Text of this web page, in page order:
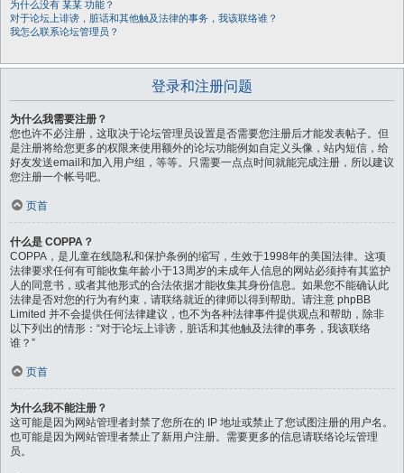
为什么没有 某某 功能？
对于论坛上诽谤，脏话和其他触及法律的事务，我该联络谁？
我怎么联系论坛管理员？
登录和注册问题
为什么我需要注册？
您也许不必注册，这取决于论坛管理员设置是否需要您注册后才能发表帖子。但
是注册将给您更多的权限来使用额外的论坛功能例如自定义头像，站内短信，给
好友发送email和加入用户组，等等。只需要一点点时间就能完成注册，所以建议
您注册一个帐号吧。
页首
什么是 COPPA？
COPPA，是儿童在线隐私和保护条例的缩写，生效于1998年的美国法律。这项
法律要求任何有可能收集年龄小于13周岁的未成年人信息的网站必须持有其监护
人的同意书，或者其他形式的合法依据才能收集其身份信息。如果您不能确认此
法律是否对您的行为有约束，请联络就近的律师以得到帮助。请注意 phpBB
Limited 并不会提供任何法律建议，也不为各种法律事件提供观点和帮助，除非
以下列出的情形：“对于论坛上诽谤，脏话和其他触及法律的事务，我该联络
谁？”
页首
为什么我不能注册？
这可能是因为网站管理者封禁了您所在的 IP 地址或禁止了您试图注册的用户名。
也可能是因为网站管理者禁止了新用户注册。需要更多的信息请联络论坛管理
员。